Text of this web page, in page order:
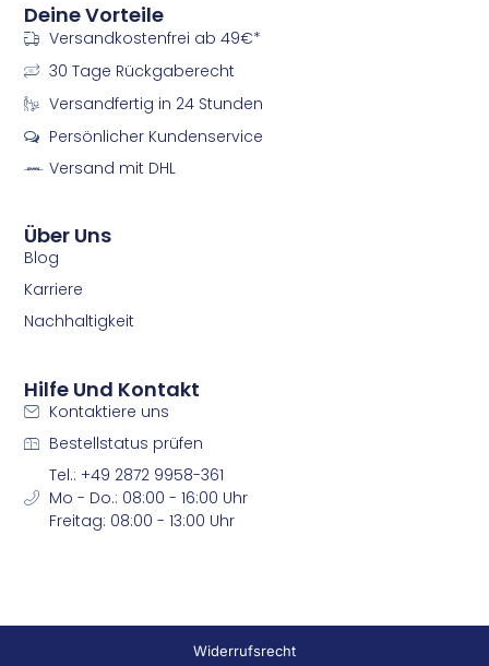
-
f
a
c
e
b
o
k
-
i
s
t
g
a
Über Uns
Blog
Karriere
Nachhaltigkeit
Deine Vorteile
Versandkostenfrei ab 49€*
30 Tage Rückgaberecht
Versandfertig in 24 Stunden
Persönlicher Kundenservice
Versand mit DHL
Hilfe Und Kontakt
Kontaktiere uns
Bestellstatus prüfen
Tel.: +49 2872 9958-361
Mo - Do.: 08:00 - 16:00 Uhr
Freitag: 08:00 - 13:00 Uhr
Widerrufsrecht